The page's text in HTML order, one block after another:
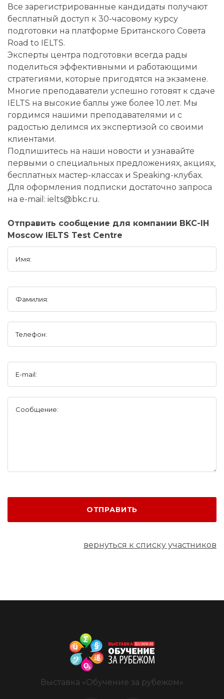
Все зарегистрированные кандидаты получают
бесплатный доступ к 30-часовому курсу
подготовки на платформе Британского Совета
Road to IELTS.
Эксперты центра подготовки всегда рады
поделиться эффективными и работающими
стратегиями, которые пригодятся на экзамене.
Многие преподаватели успешно готовят к сдаче
IELTS на высокие баллы уже более 10 лет. Мы
гордимся нашими преподавателями и с
радостью делимся их экспертизой со своими
клиентами.
Подпишитесь на наши новости и узнавайте
первыми о специальных предложениях, акциях,
бесплатных мастер-классах и Speaking-клубах.
Для оформления подписки достаточно запроса
на e-mail: ielts@bkc.ru.
Отправить сообщение для компании BKC-IH
Moscow IELTS Test Centre
Имя:
Фамилия:
Телефон:
E-mail:
Сообщение:
ОТПРАВИТЬ
вернуться к списку участников
Выставка «Обучение за рубежом»